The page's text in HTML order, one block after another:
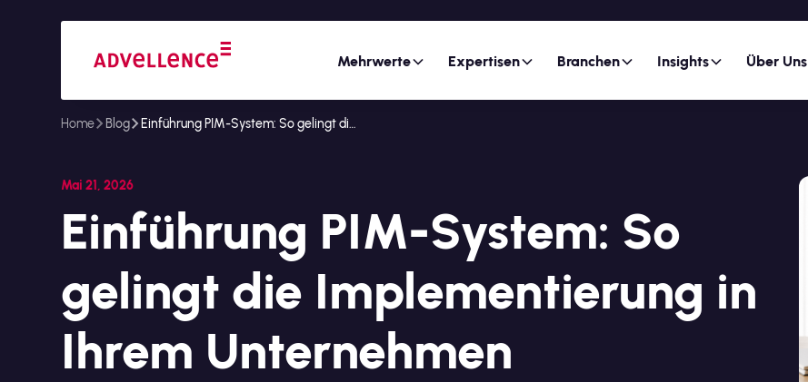
Mehrwerte Expertisen Branchen Insights Über Uns
Home Blog Einführung PIM-System: So gelingt die Implementierung in Ihrem Unternehmen
Mai 21, 2026
Einführung PIM-System: So
gelingt die Implementierung in
Ihrem Unternehmen